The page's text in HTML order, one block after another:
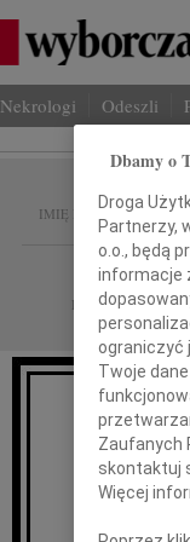
Nekrologi Odeszli
IMIĘ I NAZWISKO:
REGION:
DATA EMISJI:
Z
nasza
Dbamy o
Droga
Partnerzy,
o.o., będą
informacje
ograniczyć
Twoje
Zaufanych
skontaktuj
Więcej